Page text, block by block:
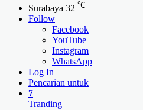
Surabaya 32 ℃
Follow
Facebook
YouTube
Instagram
WhatsApp
Log In
Pencarian untuk
7
Tranding